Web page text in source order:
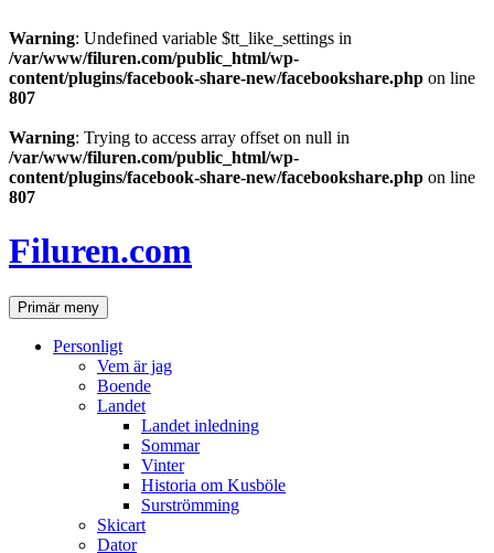
Warning: Undefined variable $tt_like_settings in
/var/www/filuren.com/public_html/wp-
content/plugins/facebook-share-new/facebookshare.php on line
807
Warning: Trying to access array offset on null in
/var/www/filuren.com/public_html/wp-
content/plugins/facebook-share-new/facebookshare.php on line
807
till
innehåll
Filuren.com
SökPrimär meny
Personligt
Vem är jag
Boende
Landet
Landet inledning
Sommar
Vinter
Historia om Kusböle
Surströmming
Skicart
Dator